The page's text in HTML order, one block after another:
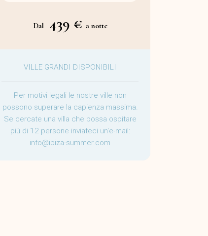
Dal 439 € a notte
VILLE GRANDI DISPONIBILI
Per motivi legali le nostre ville non
possono superare la capienza massima.
Se cercate una villa che possa ospitare
più di 12 persone inviateci un'e-mail:
info@ibiza-summer.com